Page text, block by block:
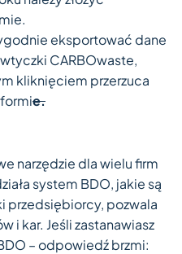
eksportować dane
CARBOwaste,
kliknięciem przerzuca
e.
narzędzie dla wielu firm
system BDO, jakie są
przedsiębiorcy, pozwala
i kar. Jeśli zastanawiasz
– odpowiedź brzmi: